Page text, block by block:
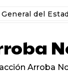
General del
Arroba